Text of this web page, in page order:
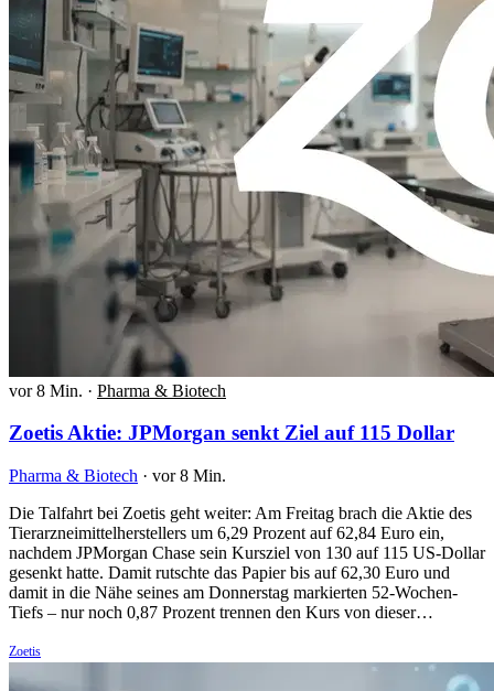
vor 8 Min. · Pharma & Biotech
Zoetis Aktie: JPMorgan senkt Ziel auf 115 Dollar
Pharma & Biotech · vor 8 Min.
Die Talfahrt bei Zoetis geht weiter: Am Freitag brach die Aktie des
Tierarzneimittelherstellers um 6,29 Prozent auf 62,84 Euro ein,
nachdem JPMorgan Chase sein Kursziel von 130 auf 115 US-Dollar
gesenkt hatte. Damit rutschte das Papier bis auf 62,30 Euro und
damit in die Nähe seines am Donnerstag markierten 52-Wochen-
Tiefs – nur noch 0,87 Prozent trennen den Kurs von dieser…
Zoetis